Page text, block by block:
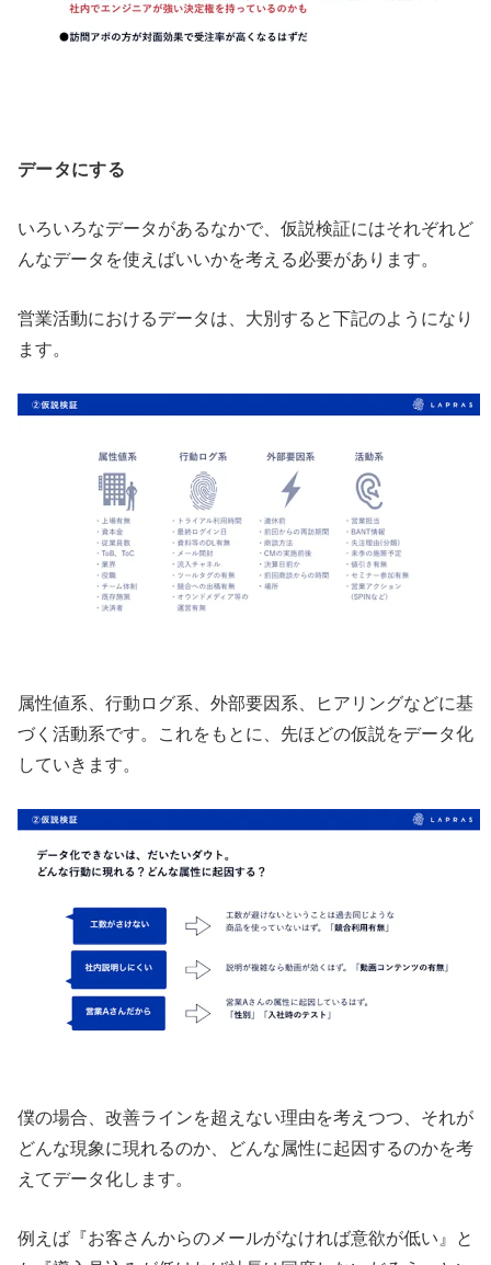
データにする
いろいろなデータがあるなかで、仮説検証にはそれぞれど
んなデータを使えばいいかを考える必要があります。
営業活動におけるデータは、大別すると下記のようになり
ます。
属性値系、行動ログ系、外部要因系、ヒアリングなどに基
づく活動系です。これをもとに、先ほどの仮説をデータ化
していきます。
僕の場合、改善ラインを超えない理由を考えつつ、それが
どんな現象に現れるのか、どんな属性に起因するのかを考
えてデータ化します。
例えば『お客さんからのメールがなければ意欲が低い』と